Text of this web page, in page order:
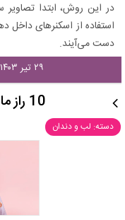
در این روش، ابتدا
دست می‌آیند.
۲۹ تیر ۱۴۰۳ - ۰۰:۰۵
10 راز ماندگاری درخشش رژ لب
دسته: لب و دندان